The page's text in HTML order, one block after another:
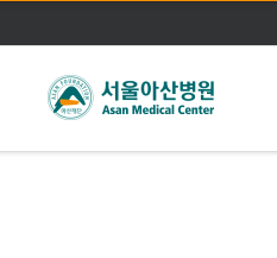
주메뉴
본문바